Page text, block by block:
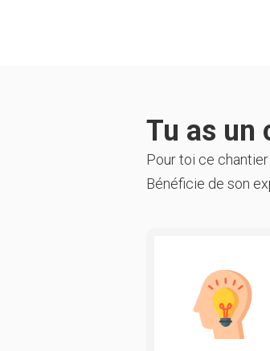
Tu as un
Pour toi ce
Bénéficie de son